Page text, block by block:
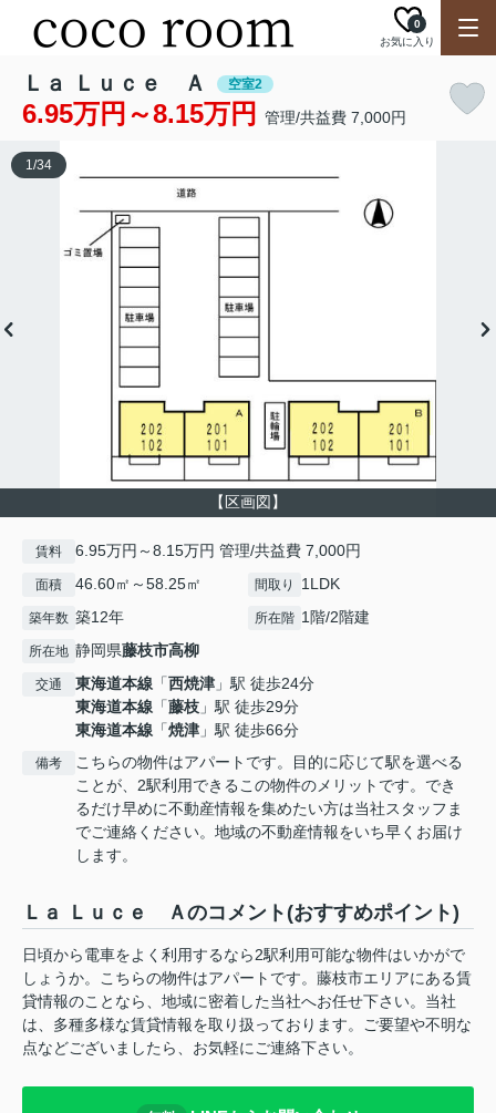
お気に入り
0
Ｌａ Ｌｕｃｅ Ａ 空室2
6.95万円～8.15万円 管理/共益費 7,000円
【区画図】
1/34
賃料 6.95万円～8.15万円 管理/共益費 7,000円
面積 46.60㎡～58.25㎡ 間取り 1LDK
築年数 築12年 所在階 1階/2階建
所在地 静岡県藤枝市高柳
交通 東海道本線 「西焼津 」駅 徒歩24分
東海道本線 「藤枝 」駅 徒歩29分
東海道本線 「焼津 」駅 徒歩66分
備考
こちらの物件はアパートです。目的に応じて駅を選べる
ことが、2駅利用できるこの物件のメリットです。でき
るだけ早めに不動産情報を集めたい方は当社スタッフま
でご連絡ください。地域の不動産情報をいち早くお届け
します。
Ｌａ Ｌｕｃｅ Ａのコメント(おすすめポイント)
日頃から電車をよく利用するなら2駅利用可能な物件はいかがで
しょうか。こちらの物件はアパートです。藤枝市エリアにある賃
貸情報のことなら、地域に密着した当社へお任せ下さい。当社
は、多種多様な賃貸情報を取り扱っております。ご要望や不明な
点などございましたら、お気軽にご連絡下さい。